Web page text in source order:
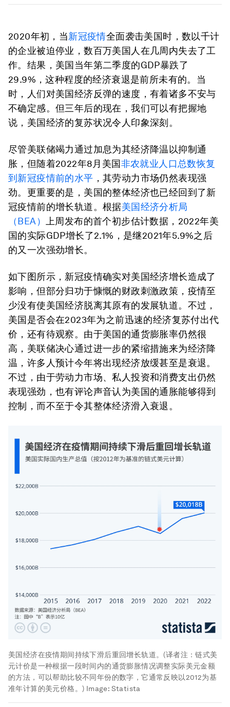
2020年初，当新冠疫情全面袭击美国时，数以千计
的企业被迫停业，数百万美国人在几周内失去了工
作。结果，美国当年第二季度的GDP暴跌了
29.9%，这种程度的经济衰退是前所未有的。当
时，人们对美国经济反弹的速度，有着诸多不安与
不确定感。但三年后的现在，我们可以有把握地
说，美国经济的复苏状况令人印象深刻。
尽管美联储竭力通过加息为其经济降温以抑制通
胀，但随着2022年8月美国非农就业人口总数恢复
到新冠疫情前的水平 ，其劳动力市场仍然表现强
劲。更重要的是，美国的整体经济也已经回到了新
冠疫情前的增长轨道。根据美国经济分析局
（BEA）
上周发布的首个初步估计数据，2022年美
国的实际GDP增长了2.1%，是继2021年5.9%之后
的又一次强劲增长。
如下图所示，新冠疫情确实对美国经济增长造成了
影响，但部分归功于慷慨的财政刺激政策，疫情至
少没有使美国经济脱离其原有的发展轨道。不过，
美国是否会在2023年为之前迅速的经济复苏付出代
价，还有待观察。由于美国的通货膨胀率仍然很
高，美联储决心通过进一步的紧缩措施来为经济降
温，许多人预计今年将出现经济放缓甚至是衰退。
不过，由于劳动力市场、私人投资和消费支出仍然
表现强劲，也有评论声音认为美国的通胀能够得到
控制，而不至于令其整体经济滑入衰退。
美国经济在疫情期间持续下滑后重回增长轨道。(译者注：链式美
元计价是一种根据一段时间内的通货膨胀情况调整实际美元金额
的方法，可以帮助比较不同年份的数字，它通常反映以2012为基
准年计算的美元价格。) Image: Statista